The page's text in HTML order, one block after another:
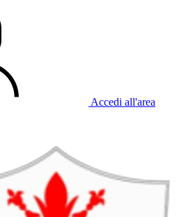
Accedi all'area